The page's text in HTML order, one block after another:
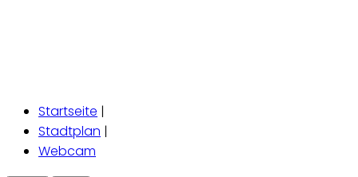
Startseite |
Stadtplan |
Webcam